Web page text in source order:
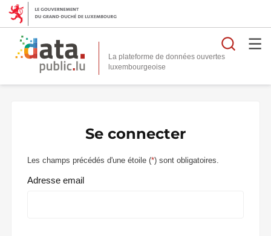
La plateforme de données ouvertes
Se connecter
Les champs précédés d'une étoile (*) sont obligatoires.
Adresse email